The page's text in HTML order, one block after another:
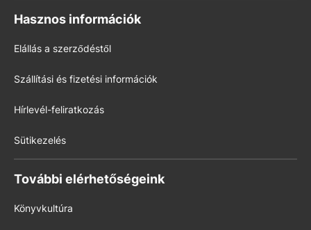
Hasznos információk
Elállás a szerződéstől
Szállítási és fizetési információk
Hírlevél-feliratkozás
Sütikezelés
További elérhetőségeink
Könyvkultúra